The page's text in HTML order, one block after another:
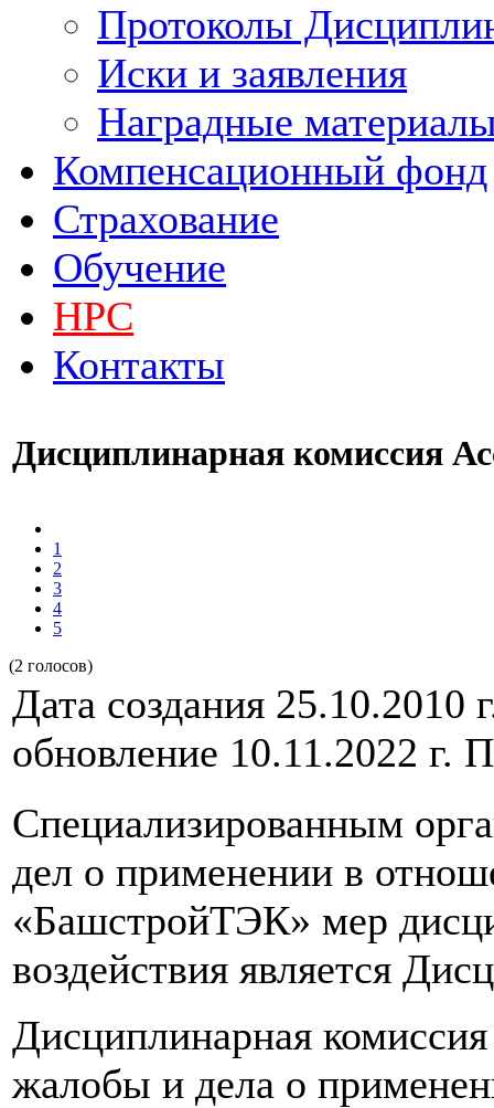
Протоколы
Иски и заявления
Наградные
Компенсационный фонд
Страхование
Обучение
НРС
Контакты
Дисциплинарная комиссия
1
2
3
4
5
(2 голосов)
Дата создания 25.10.2010
обновление 10.11.2022 г.
Специализированным
дел о применении в
«БашстройТЭК» мер
воздействия является
Дисциплинарная комиссия
жалобы и дела о